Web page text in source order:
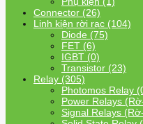
Connector (26)
Linh kiện rời rạc (104)
Diode (75)
FET (6)
IGBT (0)
Transistor (23)
Relay (305)
Photomos Relay
Power Relays
Signal Relays